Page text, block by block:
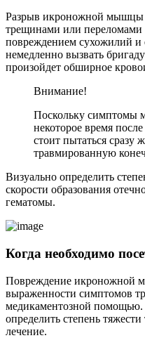
Разрыв икроножной мышцы
трещинами или переломами
повреждением сухожилий и
немедленно вызвать
произойдет обширное
Внимание!
Поскольку симптомы
некоторое время
стоит пытаться сразу
травмированную
Визуально определить
скорости образования
гематомы.
Когда необходимо
Повреждение икроножной
выраженности симптомов
медикаментозной помощью.
определить степень
лечение.